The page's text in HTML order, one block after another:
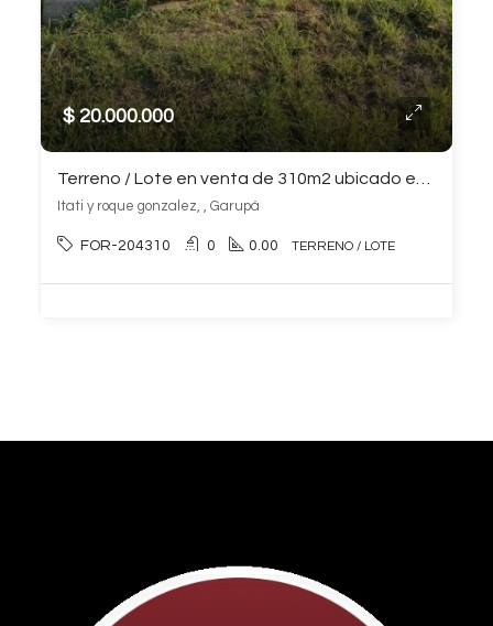
$ 20.000.000
Itati y roque gonzalez, , Garupá
FOR-204310 0 0.00 TERRENO / LOTE